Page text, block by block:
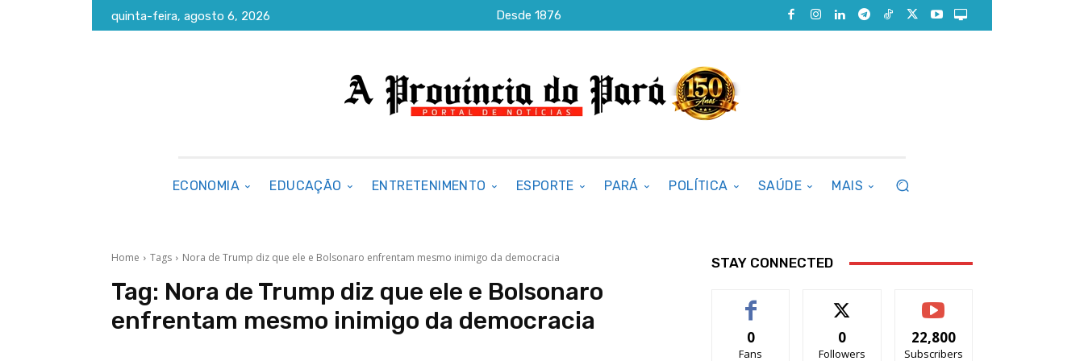
quinta-feira, agosto 6, 2026 Desde 1876
ECONOMIA EDUCAÇÃO ENTRETENIMENTO ESPORTE PARÁ POLÍTICA SAÚDE MAIS
Home Tags Nora de Trump diz que ele e Bolsonaro enfrentam mesmo inimigo da democracia
Tag: Nora de Trump diz que ele e Bolsonaro
enfrentam mesmo inimigo da democracia
STAY CONNECTED
0
Fans
0
Followers
22,800
Subscribers